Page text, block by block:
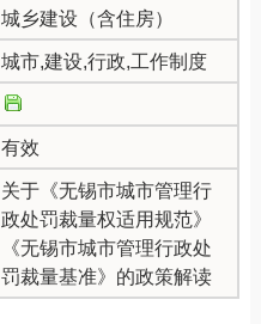
城乡建设（含住房）
城市,建设,行政,工作制度
有效
关于《无锡市城市管理行
政处罚裁量权适用规范》
《无锡市城市管理行政处
罚裁量基准》的政策解读